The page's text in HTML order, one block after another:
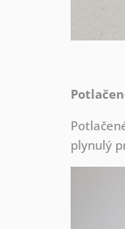
plynulý